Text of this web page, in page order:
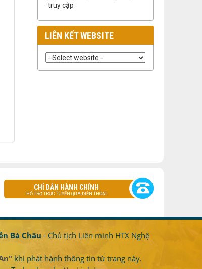
truy cập
LIÊN KẾT WEBSITE
CHỈ DẪN HÀNH CHÍNH
HỖ TRỢ TRỰC TUYẾN QUA ĐIỆN THOẠI
Bá Châu - Chủ tịch Liên minh HTX Nghệ
khi phát hành thông tin từ trang này.